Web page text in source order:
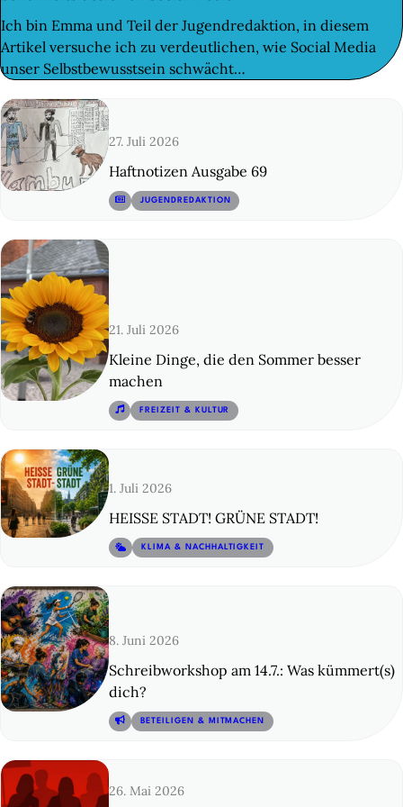
Ich bin Emma und Teil der Jugendredaktion, in diesem
Artikel versuche ich zu verdeutlichen, wie Social Media
unser Selbstbewusstsein schwächt…
27. Juli 2026
Haftnotizen Ausgabe 69
JUGENDREDAKTION
21. Juli 2026
Kleine Dinge, die den Sommer besser
machen
FREIZEIT & KULTUR
1. Juli 2026
HEISSE STADT! GRÜNE STADT!
KLIMA & NACHHALTIGKEIT
8. Juni 2026
Schreibworkshop am 14.7.: Was kümmert(s)
dich?
BETEILIGEN & MITMACHEN
26. Mai 2026